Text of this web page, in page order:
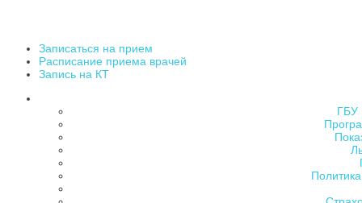
Записаться на прием
Расписание приема врачей
Запись на КТ
ГБУ